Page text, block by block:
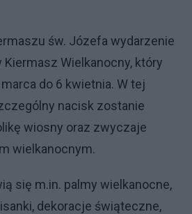
św. Józefa wydarzenie
Kiermasz Wielkanocny, który
do 6 kwietnia. W tej
nacisk zostanie
wiosny oraz zwyczaje
wielkanocnym.
się m.in. palmy wielkanocne,
dekoracje świąteczne,